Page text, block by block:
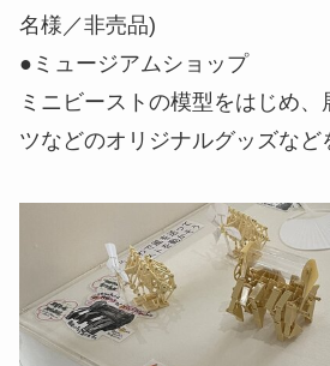
名様／非売品)
●ミュージアムショップ
ミニビーストの模型をはじめ、
ツなどのオリジナルグッズなど